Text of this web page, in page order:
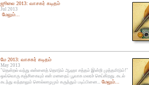
ஜூலை 2013: வாசகர் கடிதம்
Jul 2013
மேலும்...
மே 2013: வாசகர் கடிதம்
May 2013
"தென்றல் வந்து என்னைத் தொடும் ஆஹா சத்தம் இன்றி முத்தமிடும்!"
ஒவ்வொரு சஞ்சிகையும் என் மனதைப் பூவாக மலரச் செய்கிறது. கடல்
கடந்து வந்தாலும் சொல்லாழமும் கருத்தும் படிப்பினை... மேலும்...